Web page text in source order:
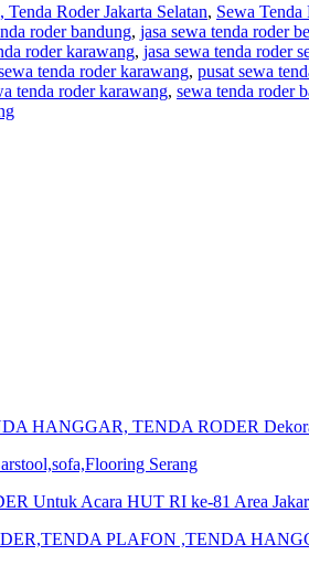
Roder Jakarta Selatan, Sewa Tenda
roder bandung, jasa sewa tenda roder
roder karawang, jasa sewa tenda roder
tenda roder karawang, pusat sewa
tenda roder karawang, sewa tenda roder
HANGGAR, TENDA RODER
Serang
Untuk Acara HUT RI ke-81 Area
PLAFON ,TENDA